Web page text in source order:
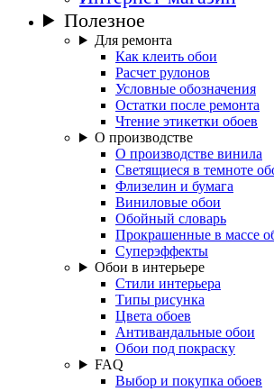
Полезное
Для ремонта
Как клеить обои
Расчет рулонов
Условные обозначения
Остатки после ремонта
Чтение этикетки обоев
О производстве
О производстве винила
Светящиеся в темноте
Флизелин и бумага
Виниловые обои
Обойный словарь
Прокрашенные в массе
Суперэффекты
Обои в интерьере
Стили интерьера
Типы рисунка
Цвета обоев
Антивандальные обои
Обои под покраску
FAQ
Выбор и покупка обоев